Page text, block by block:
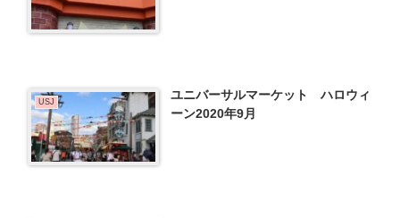
USJ
ユニバーサルマーケット ハロウィ
ーン2020年9月